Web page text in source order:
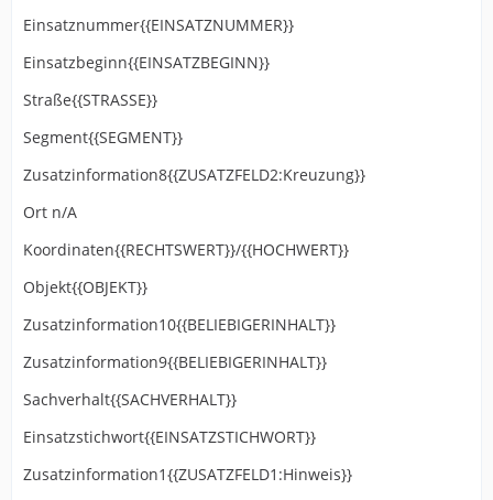
Einsatznummer{{EINSATZNUMMER}}
Einsatzbeginn{{EINSATZBEGINN}}
Straße{{STRASSE}}
Segment{{SEGMENT}}
Zusatzinformation8{{ZUSATZFELD2:Kreuzung}}
Ort n/A
Koordinaten{{RECHTSWERT}}/{{HOCHWERT}}
Objekt{{OBJEKT}}
Zusatzinformation10{{BELIEBIGERINHALT}}
Zusatzinformation9{{BELIEBIGERINHALT}}
Sachverhalt{{SACHVERHALT}}
Einsatzstichwort{{EINSATZSTICHWORT}}
Zusatzinformation1{{ZUSATZFELD1:Hinweis}}